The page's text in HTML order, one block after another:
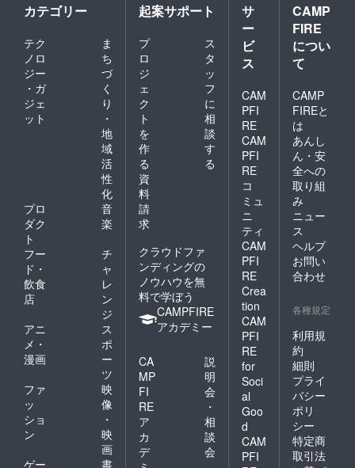
カテゴリー
テク
ノロ
ジー
・ガ
ジェ
ット
ま
ち
づ
く
り
・
地
域
活
性
化
プロ
ダク
ト
音
楽
フー
ド・
飲食
店
チ
ャ
レ
ン
ジ
アニ
メ・
漫画
ス
ポ
ー
ツ
ファ
ッ
ショ
ン
映
像
・
映
画
ゲー
書
起案サポート
プ
ロ
ジ
ェ
ク
ト
を
作
る
ス
タ
ッ
フ
に
相
談
す
る
資
料
請
求
クラウドファ
ンディングの
ノウハウを無
料で学ぼう
CAMPFIRE
アカデミー
CA
MP
FI
RE
ア
カ
デ
説
明
会
・
相
談
会
サ
ー
ビ
ス
CAM
PFI
RE
CAM
PFI
RE
コ
ミュ
ニ
ティ
CAM
PFI
RE
Crea
tion
CAM
PFI
RE
for
Soci
al
Goo
d
CAM
PFI
CAMP
FIRE
につい
て
CAMP
FIREと
は
あんし
ん・安
全への
取り組
み
ニュー
ス
ヘルプ
お問い
合わせ
各種規定
利用規
約
細則
プライ
バシー
ポリ
シー
特定商
取引法